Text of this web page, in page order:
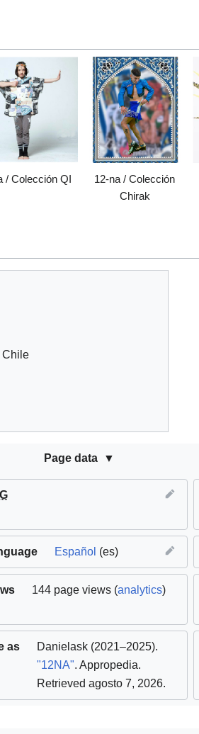
/ Colección QI
12-na / Colección
Chirak
Chile
Page data
Español (es)
144 page views (analytics)
as Danielask (2021–2025).
"12NA". Appropedia.
Retrieved agosto 7, 2026.